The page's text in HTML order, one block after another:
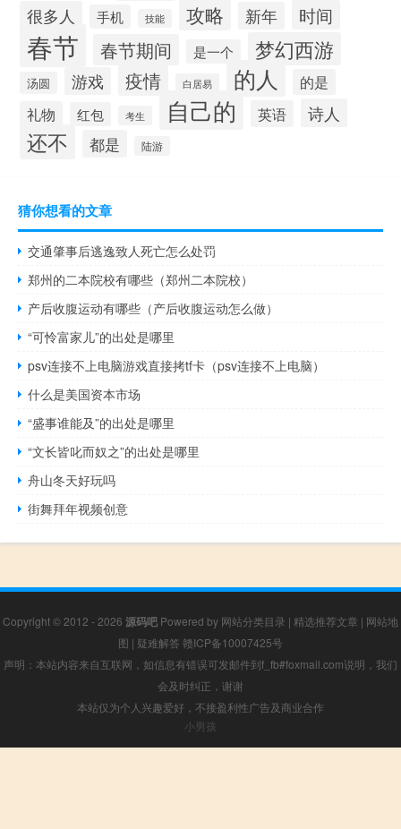
很多人 手机 技能 攻略 新年 时间
春节 春节期间 是一个 梦幻西游
汤圆 游戏 疫情 白居易 的人
的是
礼物
红包 考生 自己的 英语 诗人
还不 都是 陆游
猜你想看的文章
交通肇事后逃逸致人死亡怎么处罚
郑州的二本院校有哪些（郑州二本院校）
产后收腹运动有哪些（产后收腹运动怎么做）
“可怜富家儿”的出处是哪里
psv连接不上电脑游戏直接拷tf卡（psv连接不上电脑）
什么是美国资本市场
“盛事谁能及”的出处是哪里
“文长皆叱而奴之”的出处是哪里
舟山冬天好玩吗
街舞拜年视频创意
Copyright © 2012 - 2026 源码吧 Powered by 网站分类目录 | 精选推荐文章 | 网站地
图 | 疑难解答 赣ICP备10007425号
声明：本站内容来自互联网，如信息有错误可发邮件到f_fb#foxmail.com说明，我们
会及时纠正，谢谢
本站仅为个人兴趣爱好，不接盈利性广告及商业合作
小男孩